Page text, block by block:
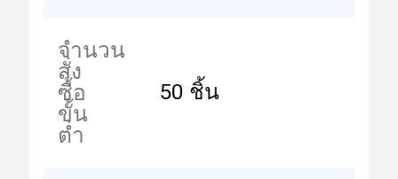
จำนวน
สั่ง
ซื้อ
ขั้น
ต่ำ
50 ชิ้น